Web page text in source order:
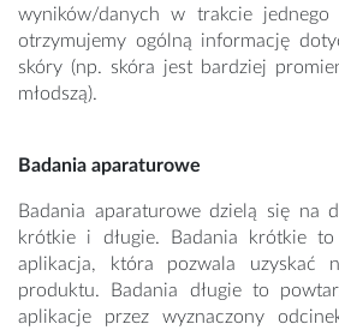
wyników/danych w trakcie jednego
otrzymujemy ogólną informację
skóry (np. skóra jest bardziej
młodszą).
Badania aparaturowe
Badania aparaturowe dzielą się na
krótkie i długie. Badania krótkie to
aplikacja, która pozwala uzyskać
produktu. Badania długie to
aplikacje przez wyznaczony